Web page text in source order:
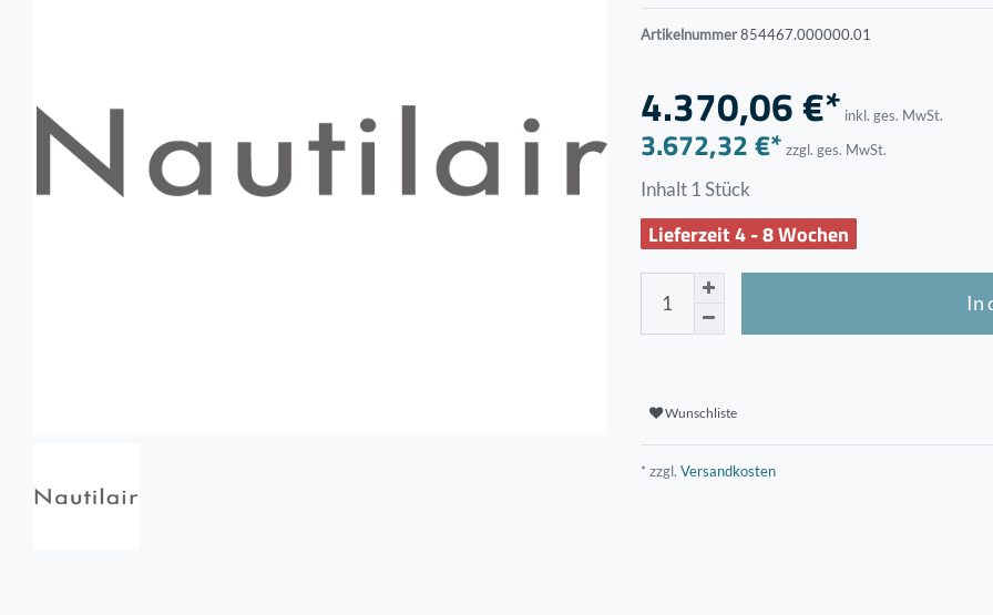
Artikelnummer854467.000000.01
4.370,06 €* inkl. ges. MwSt.
3.672,32 €* zzgl. ges. MwSt.
Inhalt 1Stück
Lieferzeit 4 - 8 Wochen
In
Wunschliste
* zzgl. Versandkosten